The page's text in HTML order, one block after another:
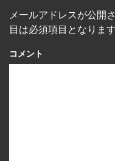
メールアドレスが公開
目は必須項目となります